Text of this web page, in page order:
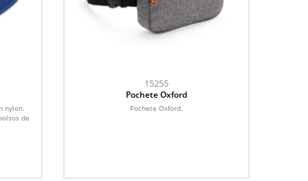
nylon.
de
15255
Pochete Oxford
Pochete Oxford.